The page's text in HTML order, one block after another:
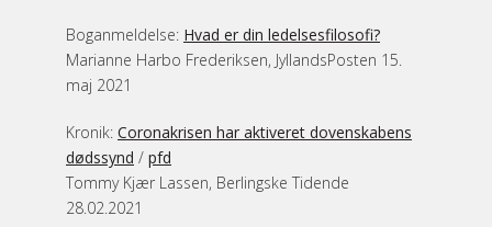
Boganmeldelse: Hvad er din ledelsesfilosofi?
Marianne Harbo Frederiksen, JyllandsPosten 15.
maj 2021
Kronik: Coronakrisen har aktiveret dovenskabens
dødssynd / pfd
Tommy Kjær Lassen, Berlingske Tidende
28.02.2021